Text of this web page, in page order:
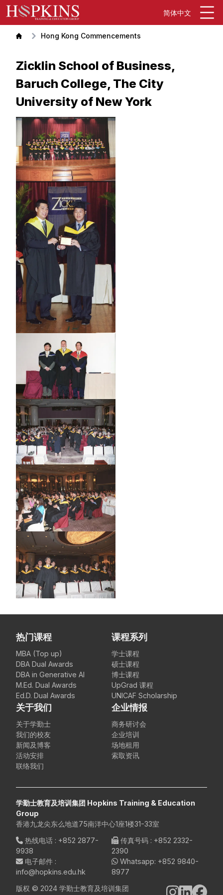
简体中文
Hong Kong Commencements
Zicklin School of Business,
Baruch College, The City
University of New York
热门课程
MBA (Top up)
DBA Dual Awards
DBA in Generative AI
M.Ed. Dual Awards
Ed.D. Dual Awards
课程系列
学士课程
硕士课程
博士课程
UpGrad 课程
UNICAF Scholarship
关于我们
关于学勤士
我们的校友
新闻及博客
活动安排
联络我们
企业情报
商务研讨会
企业培训
场地租用
索取资讯
学勤士教育及培训集团 Hopkins Training & Education
Group
香港九龙尖东么地道75南洋中心1座1楼31-33室
热线电话 : +852 2877-
9938
传真号码 : +852 2332-
2390
电子邮件 :
info@hopkins.edu.hk
Whatsapp: +852 9840-
8977
版权 © 2024 学勤士教育及培训集团